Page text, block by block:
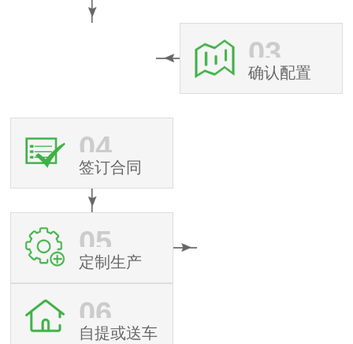
03
确认配置
04
签订合同
05
定制生产
06
自提或送车